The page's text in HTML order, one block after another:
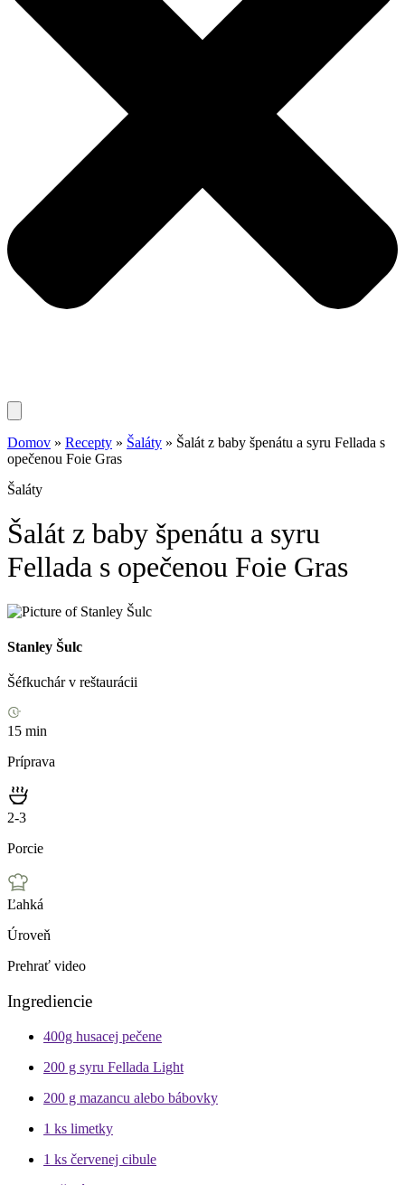
Domov » Recepty » Šaláty » Šalát z baby špenátu a syru Fellada s
opečenou Foie Gras
Šaláty
Šalát z baby špenátu a syru
Fellada s opečenou Foie Gras
Stanley Šulc
Šéfkuchár v reštaurácii
15 min
Príprava
2-3
Porcie
Ľahká
Úroveň
Prehrať video
Ingrediencie
400g husacej pečene
200 g syru Fellada Light
200 g mazancu alebo bábovky
1 ks limetky
1 ks červenej cibule